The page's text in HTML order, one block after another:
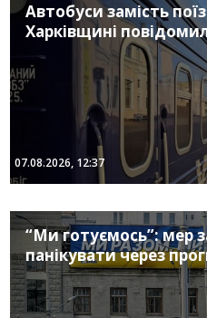
Автобуси замість
Харківщині
07.08.2026, 12:37
“Ми готуємось”: мер
панікувати через